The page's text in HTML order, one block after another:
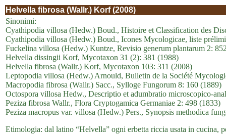
Helvella fibrosa (Wallr.) Korf (2008)
Sinonimi:
Cyathipodia villosa (Hedw.) Boud., Histoire et Classification des
Cyathipodia villosa (Hedw.) Boud., Icones Mycologicae, liste
Fuckelina villosa (Hedw.) Kuntze, Revisio generum plantarum 2:
Helvella dissingii Korf, Mycotaxon 31 (2): 381 (1988)
Helvella fibrosa (Wallr.) Korf, Mycotaxon 103: 311 (2008)
Leptopodia villosa (Hedw.) Arnould, Bulletin de la Société
Macropodia fibrosa (Wallr.) Sacc., Sylloge Fungorum 8: 160 (1889)
Octospora villosa Hedw., Descriptio et adumbratio microscopico-
Peziza fibrosa Wallr., Flora Cryptogamica Germaniae 2: 498 (1833)
Peziza macropus var. villosa (Hedw.) Pers., Synopsis methodica
Etimologia: dal latino “Helvella” ogni erbetta riccia usata in cucina,